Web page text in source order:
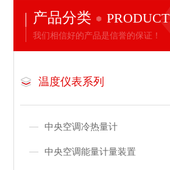
产品分类 PRODUCT
我们相信好的产品是信誉的保证！
温度仪表系列
中央空调冷热量计
中央空调能量计量装置